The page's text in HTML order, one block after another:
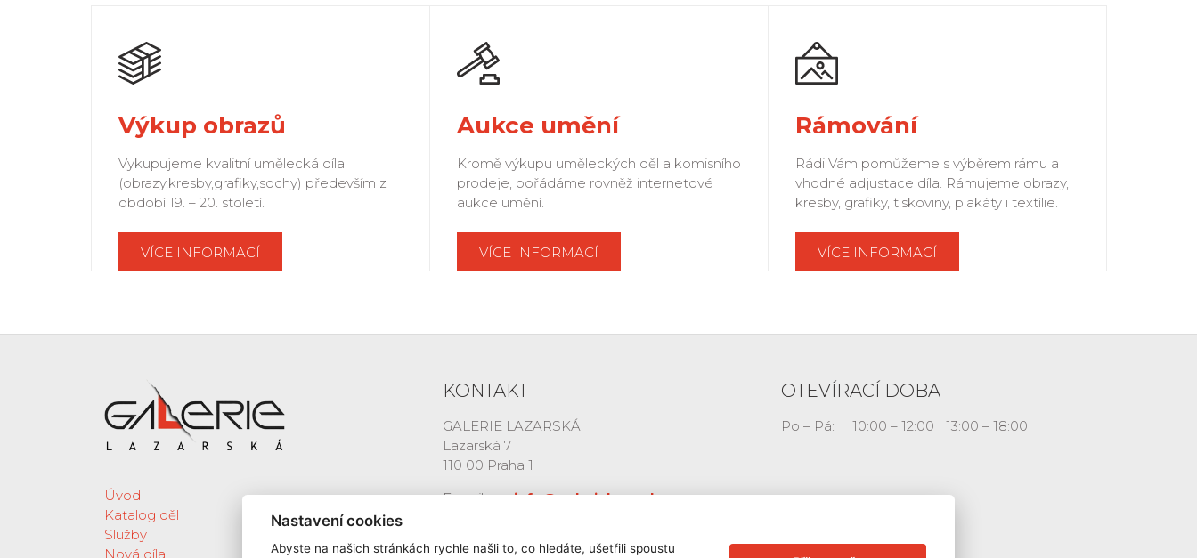
Výkup obrazů
Vykupujeme kvalitní umělecká díla
(obrazy,kresby,grafiky,sochy) především z
období 19. – 20. století.
VÍCE INFORMACÍ
Aukce umění
Kromě výkupu uměleckých děl a komisního
prodeje, pořádáme rovněž internetové
aukce umění.
VÍCE INFORMACÍ
Rámování
Rádi Vám pomůžeme s výběrem rámu a
vhodné adjustace díla. Rámujeme obrazy,
kresby, grafiky, tiskoviny, plakáty i textílie.
VÍCE INFORMACÍ
Úvod
Katalog děl
Služby
Nová díla
KONTAKT
GALERIE LAZARSKÁ
Lazarská 7
110 00 Praha 1
E-mail:
info@galerielazarska.cz
OTEVÍRACÍ DOBA
Po – Pá: 10:00 – 12:00 | 13:00 – 18:00
Nastavení cookies
Abyste na našich stránkách rychle našli to, co hledáte, ušetřili spoustu